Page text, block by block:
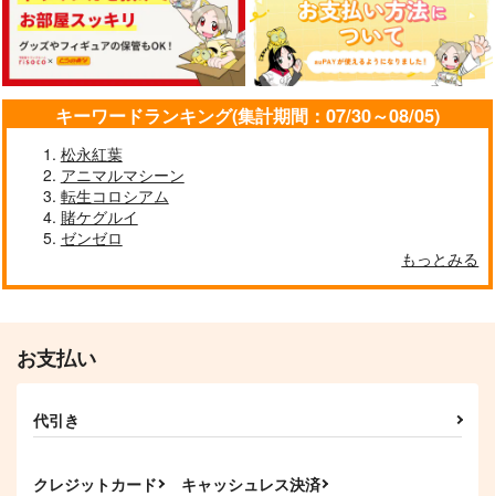
キーワードランキング(集計期間：07/30～08/05)
松永紅葉
アニマルマシーン
転生コロシアム
賭ケグルイ
ゼンゼロ
もっとみる
お支払い
代引き
クレジットカード キャッシュレス決済